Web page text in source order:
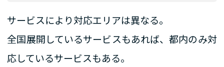
サービスにより対応エリアは異なる。
全国展開しているサービスもあれば、都内のみ対
応しているサービスもある。